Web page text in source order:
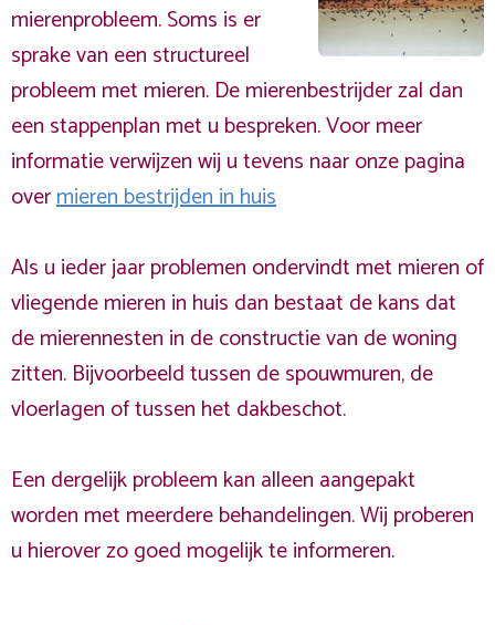
mierenprobleem. Soms is er
sprake van een structureel
probleem met mieren. De mierenbestrijder zal dan
een stappenplan met u bespreken. Voor meer
informatie verwijzen wij u tevens naar onze pagina
overmieren bestrijden in huis
Als u ieder jaar problemen ondervindt met mieren of
vliegende mieren in huis dan bestaat de kans dat
de mierennesten in de constructie van de woning
zitten. Bijvoorbeeld tussen de spouwmuren, de
vloerlagen of tussen het dakbeschot.
Een dergelijk probleem kan alleen aangepakt
worden met meerdere behandelingen. Wij proberen
u hierover zo goed mogelijk te informeren.